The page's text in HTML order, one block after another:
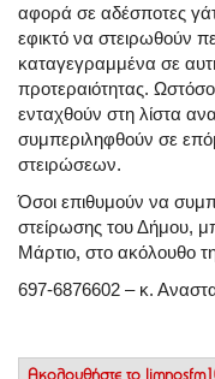
αφορά σε αδέσποτες
εφικτό να στειρωθούν
καταγεγραμμένα σε
προτεραιότητας.
ενταχθούν στη λίστα
συμπεριληφθούν σε
στειρώσεων.
Όσοι επιθυμούν να
στείρωσης του Δήμου,
Μάρτιο, στο ακόλουθο
697-6876602 – κ.